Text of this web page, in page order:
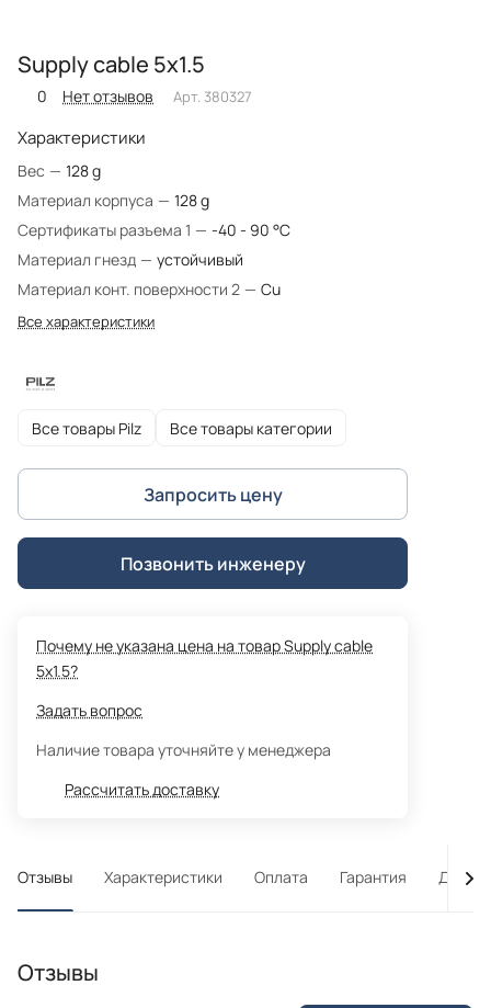
Supply cable 5x1.5
0 Нет отзывов Арт. 380327
Характеристики
Вес — 128 g
Материал корпуса — 128 g
Сертификаты разъема 1 — -40 - 90 °C
Материал гнезд — устойчивый
Материал конт. поверхности 2 — Cu
Все характеристики
Все товары Pilz Все товары категории
Запросить цену
Позвонить инженеру
Почему не указана цена на товар Supply cable
5x1.5?
Задать вопрос
Наличие товара уточняйте у менеджера
Рассчитать доставку
Отзывы Характеристики Оплата Гарантия
Отзывы